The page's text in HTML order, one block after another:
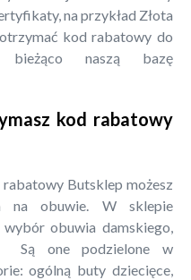
na przykład Złota
kod rabatowy do
naszą bazę
kod rabatowy
rabatowy Butsklep możesz
na obuwie. W sklepie
obuwia damskiego,
Są one podzielone w
ogólną buty dziecięce,